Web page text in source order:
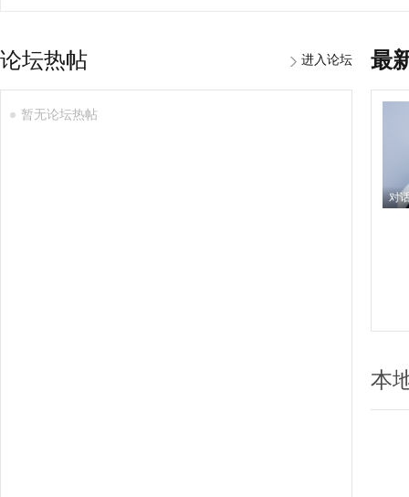
论坛热帖 进入论坛
暂无论坛热帖
最
本